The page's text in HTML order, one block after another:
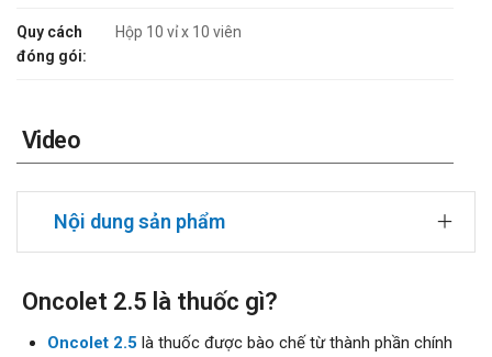
Quy cách
đóng gói:
Hộp 10 vỉ x 10 viên
Video
Nội dung sản phẩm
Oncolet 2.5 là thuốc gì?
Oncolet 2.5 là thuốc được bào chế từ thành phần chính